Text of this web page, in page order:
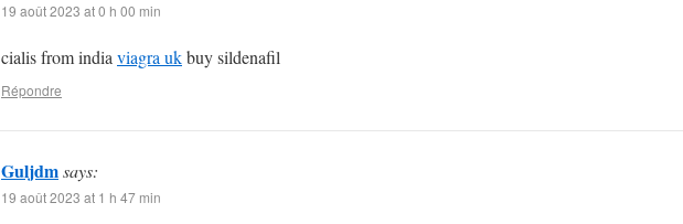
19 août 2023 at 0 h 00 min
cialis from india viagra ukbuy sildenafil
Répondre
Guljdmsays:
19 août 2023 at 1 h 47 min